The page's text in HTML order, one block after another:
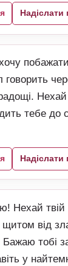
Надіслати
побажати
говорить
Нехай
тебе до
Надіслати
Нехай
від
тобі
у